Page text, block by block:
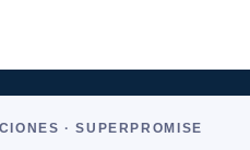
· SUPERPROMISE